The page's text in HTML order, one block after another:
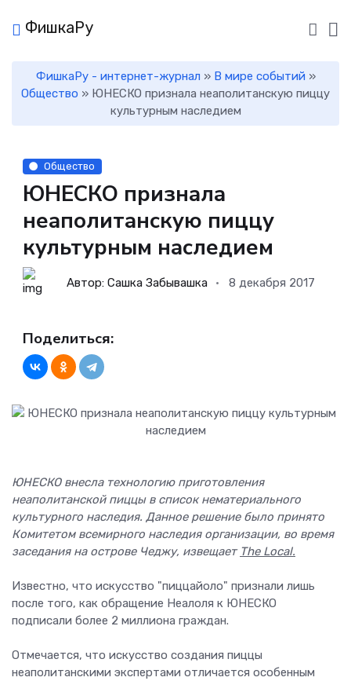
ФишкаРу
ФишкаРу - интернет-журнал » В мире событий »
Общество » ЮНЕСКО признала неаполитанскую пиццу
культурным наследием
Общество
ЮНЕСКО признала
неаполитанскую пиццу
культурным наследием
Автор: Сашка Забывашка 8 декабря 2017
Поделиться:
ЮНЕСКО внесла технологию приготовления
неаполитанской пиццы в список нематериального
культурного наследия. Данное решение было принято
Комитетом всемирного наследия организации, во время
заседания на острове Чеджу, извещает The Local.
Известно, что искусство "пиццайоло" признали лишь
после того, как обращение Неалоля к ЮНЕСКО
подписали более 2 миллиона граждан.
Отмечается, что искусство создания пиццы
неаполитанскими экспертами отличается особенным